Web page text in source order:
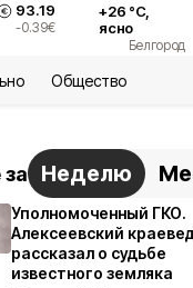
93.19
-0.39€
+26 °С,
ясно
Белгород
Общество
Неделю
Уполномоченный ГКО.
Алексеевский
рассказал о судьбе
известного земляка